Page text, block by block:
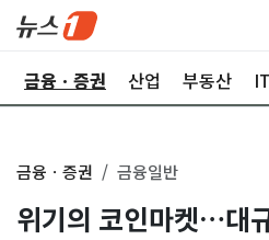
금융ㆍ증권 산업 부동산
금융ㆍ증권 금융일반
위기의 코인마켓…대